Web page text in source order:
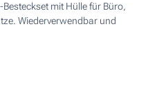
mit Hülle für Büro,
Wiederverwendbar und